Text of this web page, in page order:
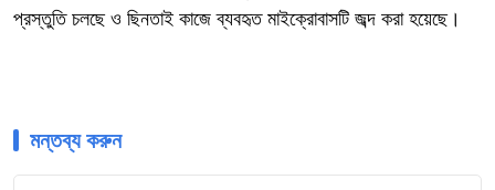
প্রস্তুতি চলছে ও ছিনতাই কাজে ব্যবহৃত মাইক্রোবাসটি জব্দ করা হয়েছে।
মন্তব্য করুন